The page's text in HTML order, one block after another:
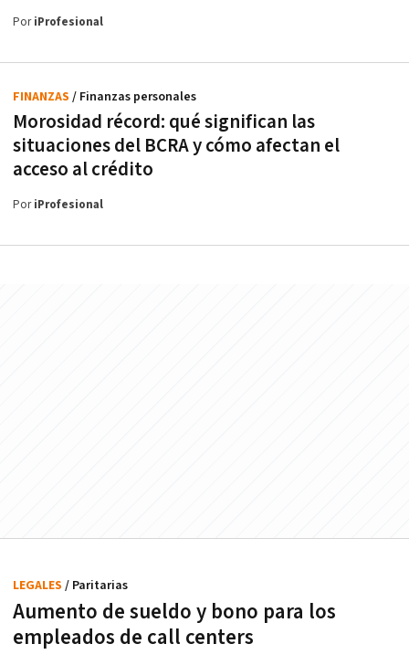
PoriProfesional
Morosidad récord: qué significan las
situaciones del BCRA y cómo afectan el
acceso al crédito
FINANZAS / Finanzas personales
PoriProfesional
Aumento de sueldo y bono para los
empleados de call centers
LEGALES / Paritarias